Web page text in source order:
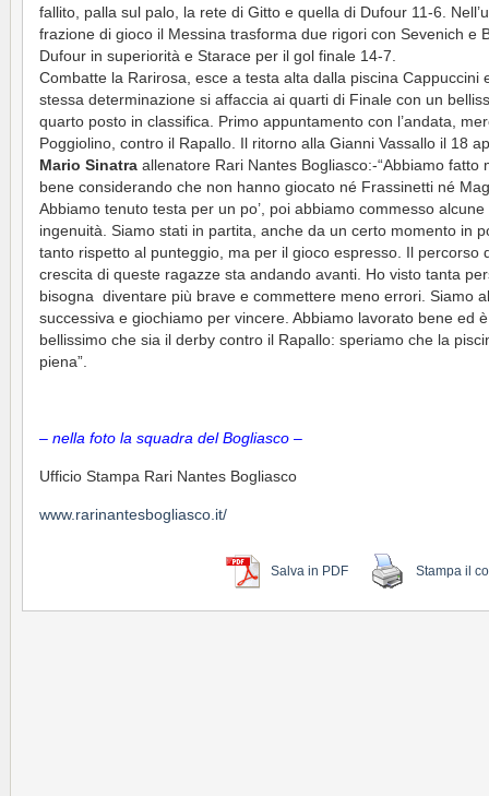
fallito, palla sul palo, la rete di Gitto e quella di Dufour 11-6.
frazione di gioco il Messina trasforma due rigori con Sevenich e
Dufour in superiorità e Starace per il gol finale 14-7.
Combatte la Rarirosa, esce a testa alta dalla piscina Cappuccini
stessa determinazione si affaccia ai quarti di Finale con un
quarto posto in classifica. Primo appuntamento con l’andata,
Poggiolino, contro il Rapallo. Il ritorno alla Gianni Vassallo il 18
Mario Sinatra allenatore Rari Nantes Bogliasco:-“Abbiamo fatto
bene considerando che non hanno giocato né Frassinetti né
Abbiamo tenuto testa per un po’, poi abbiamo commesso alcune
ingenuità. Siamo stati in partita, anche da un certo momento in
tanto rispetto al punteggio, ma per il gioco espresso. Il percorso
crescita di queste ragazze sta andando avanti. Ho visto tanta
bisogna diventare più brave e commettere meno errori. Siamo
successiva e giochiamo per vincere. Abbiamo lavorato bene ed è
bellissimo che sia il derby contro il Rapallo: speriamo che la
piena”.
– nella foto la squadra del Bogliasco –
Ufficio Stampa Rari Nantes Bogliasco
www.rarinantesbogliasco.it/
Salva in PDF Stampa il